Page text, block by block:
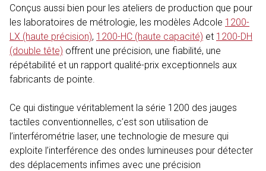
Conçus aussi bien pour les ateliers de production que pour
les laboratoires de métrologie, les modèles Adcole 1200-
LX (haute précision), 1200-HC (haute capacité) et 1200-DH
(double tête) offrent une précision, une fiabilité, une
répétabilité et un rapport qualité-prix exceptionnels aux
fabricants de pointe.
Ce qui distingue véritablement la série 1200 des jauges
tactiles conventionnelles, c’est son utilisation de
l’interférométrie laser, une technologie de mesure qui
exploite l’interférence des ondes lumineuses pour détecter
des déplacements infimes avec une précision